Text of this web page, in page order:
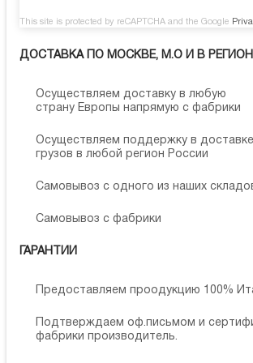
This site is protected by reCAPTCHA and the Google
ДОСТАВКА ПО МОСКВЕ, М.О И В
Осуществляем доставку в любую
страну Европы напрямую с фабрики
Осуществляем поддержку в доставке
грузов в любой регион России
Самовывоз с одного из наших
Самовывоз с фабрики
ГАРАНТИИ
Предоставляем проодукцию 100%
Подтверждаем оф.письмом и
фабрики производитель.